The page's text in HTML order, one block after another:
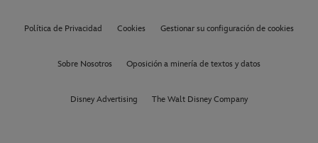
Política de Privacidad Cookies Gestionar su configuración de cookies
Sobre Nosotros Oposición a minería de textos y datos
Disney Advertising The Walt Disney Company